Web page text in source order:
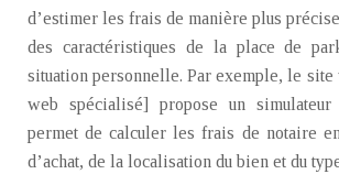
d’estimer les frais de manière plus
des caractéristiques de la place de
situation personnelle. Par exemple, le site
web spécialisé] propose un
permet de calculer les frais de notaire
d’achat, de la localisation du bien et du